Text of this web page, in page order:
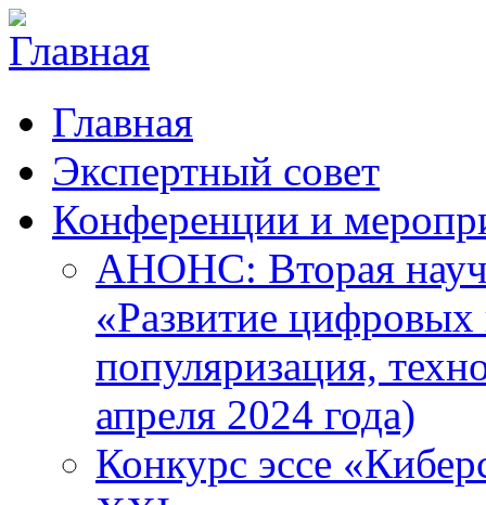
Главная
Экспертный совет
Конференции и
АНОНС: Вторая
«Развитие цифровых
популяризация,
апреля 2024 года)
Конкурс эссе